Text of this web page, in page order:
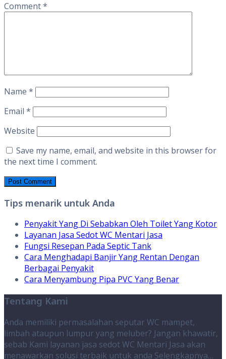
Comment*
Name *
Email *
Website
Save my name, email, and website in this browser for
the next time I comment.
Tips menarik untuk Anda
Penyakit Yang Di Sebabkan Oleh Toilet Yang Kotor
Layanan Jasa Sedot WC Mentari Jasa
Fungsi Resepan Pada Septic Tank
Cara Menghadapi Banjir Yang Rentan Dengan
Berbagai Penyakit
Cara Menyambung Pipa PVC Yang Benar
Tentang Kami
Anda memiliki permasalahan seputar WC mampet,
limbah ataupun lumpur yang meluber? Jangan khawatir,
sebab Kami layanan jasa sedot WC Mentari Jasa akan
menawarkan solusi terbaik untuk anda Selengkapnya…